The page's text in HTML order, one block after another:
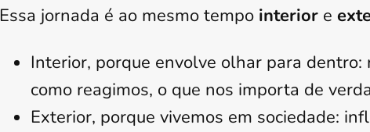
Essa jornada é ao mesmo tempo interior e
Interior, porque envolve olhar para dentro:
como reagimos, o que nos importa de
Exterior, porque vivemos em sociedade: